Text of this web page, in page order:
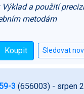
Výklad a použití
metodám
3 (656003) - srpen